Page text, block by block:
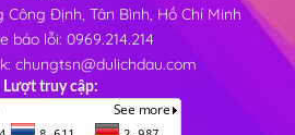
Công Định, Tân Bình, Hồ Chí Minh
báo lỗi: 0969.214.214
chungtsn@dulichdau.com
Lượt truy cập: